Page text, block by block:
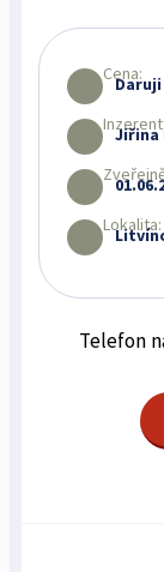
Cena:
Daruji
Inzerent:
Jiřina
Lokalita:
Telefon